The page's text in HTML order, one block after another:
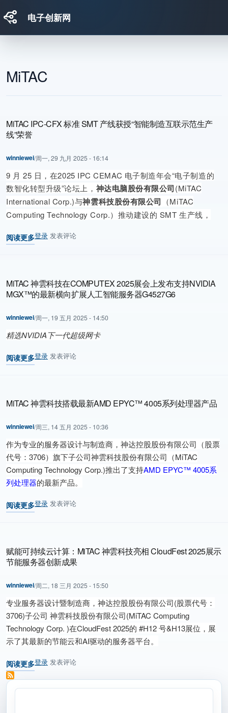
电子创新网
MiTAC
MiTAC IPC-CFX 标准 SMT 产线获授“智能制造互联示范生产
线”荣誉
winniewei/周一, 29 九月 2025 - 16:14
9 月 25 日，在2025 IPC CEMAC 电子制造年会“电子制造的
数智化转型升级”论坛上， 神达电脑股份有限公司(MiTAC
International Corp.)与神雲科技股份有限公司 （MiTAC
Computing Technology Corp.）推动建设的 SMT 生产线，
阅读更多
关于 MiTAC IPC-CFX 标准 SMT 产线获授“智能制造互联示范生产线”
登录 发表评论
MiTAC 神雲科技在COMPUTEX 2025展会上发布支持NVIDIA
MGX™的最新横向扩展人工智能服务器G4527G6
winniewei/周一, 19 五月 2025 - 14:50
精选NVIDIA下一代超级网卡
阅读更多
关于 MiTAC 神雲科技在COMPUTEX 2025展会上发布支持NVIDIA
登录 发表评论
MiTAC 神雲科技搭载最新AMD EPYC™ 4005系列处理器产品
winniewei/周三, 14 五月 2025 - 10:36
作为专业的服务器设计与制造商，神达控股股份有限公司（股票
代号：3706）旗下子公司神雲科技股份有限公司（MiTAC
Computing Technology Corp.)推出了支持AMD EPYC™ 4005系
列处理器的最新产品。
阅读更多
关于 MiTAC 神雲科技搭载最新AMD EPYC™ 4005系列处理器产品
登录 发表评论
赋能可持续云计算：MiTAC 神雲科技亮相 CloudFest 2025展示
节能服务器创新成果
winniewei/周二, 18 三月 2025 - 15:50
专业服务器设计暨制造商，神达控股股份有限公司(股票代号：
3706)子公司 神雲科技股份有限公司(MiTAC Computing
Technology Corp. )在CloudFest 2025的 #H12 号&H13展位，展
示了其最新的节能云和AI驱动的服务器平台。
阅读更多
关于 赋能可持续云计算：MiTAC 神雲科技亮相 CloudFest 2025展示
登录 发表评论